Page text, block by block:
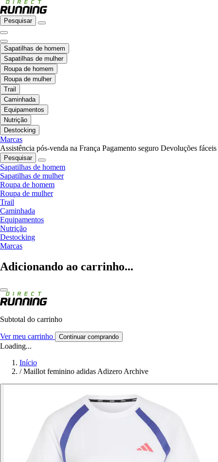
Pesquisar
Sapatilhas de homem
Sapatilhas de mulher
Roupa de homem
Roupa de mulher
Trail
Caminhada
Equipamentos
Nutrição
Destocking
Marcas
Assistência pós-venda na França Pagamento seguro Devoluções fáceis
Pesquisar
Sapatilhas de homem
Sapatilhas de mulher
Roupa de homem
Roupa de mulher
Trail
Caminhada
Equipamentos
Nutrição
Destocking
Marcas
Adicionando ao carrinho...
Subtotal do carrinho
Ver meu carrinho Continuar comprando
Loading...
Início
/ Maillot feminino adidas Adizero Archive